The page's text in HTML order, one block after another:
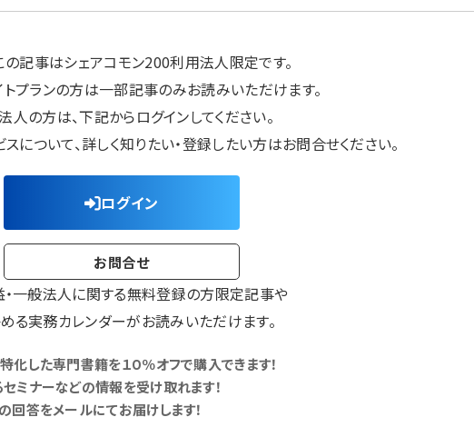
の記事はシェアコモン200利用法人限定です。
プランの方は一部記事のみお読みいただけます。
人の方は、下記からログインしてください。
について、詳しく知りたい・登録したい方はお問合せください。
ログイン
お問合せ
・一般法人に関する無料登録の方限定記事や
る実務カレンダーがお読みいただけます。
化した専門書籍を１０％オフで購入できます！
ミナーなどの情報を受け取れます！
回答をメールにてお届けします！